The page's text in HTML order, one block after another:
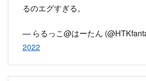
データ破損してるだけならともか
ぎ不能で自死という二次災害で焼
るのエグすぎる。